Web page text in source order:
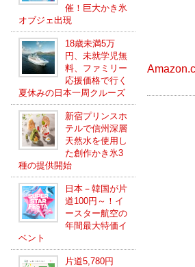
催！巨大かき氷
オブジェ出現
18歳未満5万
円、未就学児無
料、ファミリー
応援価格で行く
夏休みの日本一周クルーズ
新宿プリンスホ
テルで信州深層
天然水を使用し
た創作かき氷3
種の提供開始
日本－韓国が片
道100円～！イ
ースター航空の
年間最大特価イ
ベント
片道5,780円